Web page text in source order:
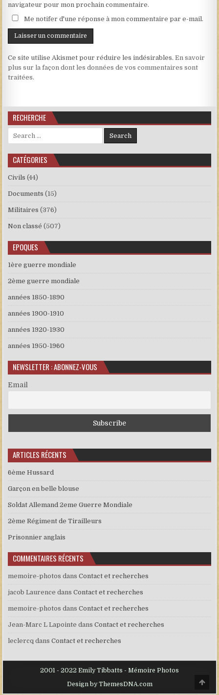
navigateur pour mon prochain commentaire.
Me notifer d'une réponse à mon commentaire par e-mail.
Ce site utilise Akismet pour réduire les indésirables.En savoir
plus sur la façon dont les données de vos commentaires sont
traitées.
RECHERCHE
Search for:
CATÉGORIES
Civils (44)
Documents (15)
Militaires (376)
Non classé (507)
EPOQUES
1ère guerre mondiale
2ème guerre mondiale
années 1850-1890
années 1900-1910
années 1920-1930
années 1950-1960
NEWSLETTER : ABONNEZ-VOUS
Email
ARTICLES RÉCENTS
6ème Hussard
Garçon en belle blouse
Soldat Allemand 2eme Guerre Mondiale
2ème Régiment de Tirailleurs
Prisonnier anglais
COMMENTAIRES RÉCENTS
memoire-photos dansContact et recherches
jacob Laurence dansContact et recherches
memoire-photos dansContact et recherches
Jean-Marc L Lapointe dansContact et recherches
leclercq dansContact et recherches
2001 - 2022 Emily Tibbatts - Mémoire Photos
Design by ThemesDNA.com